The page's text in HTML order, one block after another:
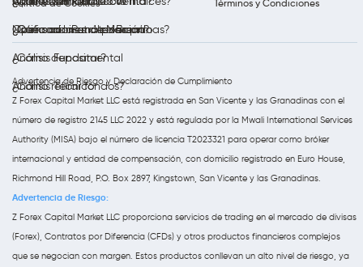
Política de Cookies
Términos y Condiciones
Opera con Petróleo Brent
Notificaciones de Mercado
¿Qué son las materias primas?
Análisis Fundamental
Análisis Técnico
¿Cómo abrir una posición?
¿Cómo depositar?
¿Cómo retirar fondos?
Advertencia de Riesgo y Declaración de Cumplimiento
Z Forex Capital Market LLC está registrada en San Vicente y las Granadinas con el
número de registro 2145 LLC 2022 y está regulada por la Mwali International Services
Authority (MISA) bajo el número de licencia T2023321 para operar como bróker
internacional y entidad de compensación, con domicilio registrado en Euro House,
Richmond Hill Road, P.O. Box 2897, Kingstown, San Vicente y las Granadinas.
Advertencia de Riesgo:
Z Forex Capital Market LLC proporciona servicios de trading en el mercado de divisas
(Forex), Contratos por Diferencia (CFDs) y otros productos financieros complejos
que se negocian con margen. Estos productos conllevan un alto nivel de riesgo, ya